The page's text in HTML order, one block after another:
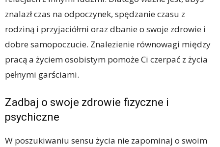
znalazł czas na odpoczynek, spędzanie czasu z
rodziną i przyjaciółmi oraz dbanie o swoje zdrowie i
dobre samopoczucie. Znalezienie równowagi między
pracą a życiem osobistym pomoże Ci czerpać z życia
pełnymi garściami.
Zadbaj o swoje zdrowie fizyczne i
psychiczne
W poszukiwaniu sensu życia nie zapominaj o swoim